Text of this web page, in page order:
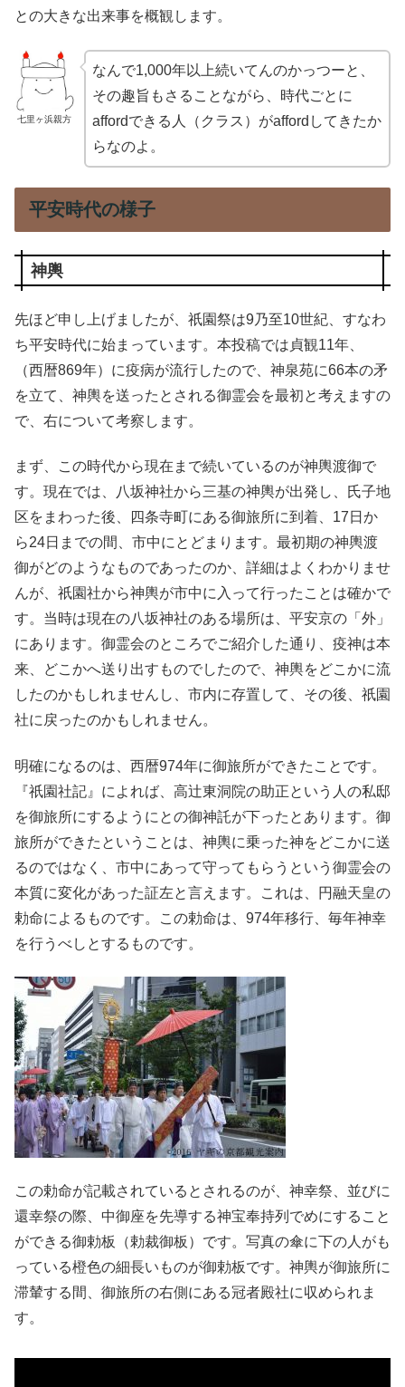
との大きな出来事を概観します。
七里ヶ浜親方
なんで1,000年以上続いてんのかっつーと、
その趣旨もさることながら、時代ごとに
affordできる人（クラス）がaffordしてきたか
らなのよ。
平安時代の様子
神輿
先ほど申し上げましたが、祇園祭は9乃至10世紀、すなわ
ち平安時代に始まっています。本投稿では貞観11年、
（西暦869年）に疫病が流行したので、神泉苑に66本の矛
を立て、神輿を送ったとされる御霊会を最初と考えますの
で、右について考察します。
まず、この時代から現在まで続いているのが神輿渡御で
す。現在では、八坂神社から三基の神輿が出発し、氏子地
区をまわった後、四条寺町にある御旅所に到着、17日か
ら24日までの間、市中にとどまります。最初期の神輿渡
御がどのようなものであったのか、詳細はよくわかりませ
んが、祇園社から神輿が市中に入って行ったことは確かで
す。当時は現在の八坂神社のある場所は、平安京の「外」
にあります。御霊会のところでご紹介した通り、疫神は本
来、どこかへ送り出すものでしたので、神輿をどこかに流
したのかもしれませんし、市内に存置して、その後、祇園
社に戻ったのかもしれません。
明確になるのは、西暦974年に御旅所ができたことです。
『祇園社記』によれば、高辻東洞院の助正という人の私邸
を御旅所にするようにとの御神託が下ったとあります。御
旅所ができたということは、神輿に乗った神をどこかに送
るのではなく、市中にあって守ってもらうという御霊会の
本質に変化があった証左と言えます。これは、円融天皇の
勅命によるものです。この勅命は、974年移行、毎年神幸
を行うべしとするものです。
この勅命が記載されているとされるのが、神幸祭、並びに
還幸祭の際、中御座を先導する神宝奉持列でめにすること
ができる御勅板（勅裁御板）です。写真の傘に下の人がも
っている橙色の細長いものが御勅板です。神輿が御旅所に
滞輦する間、御旅所の右側にある冠者殿社に収められま
す。